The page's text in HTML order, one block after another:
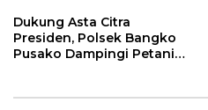
Warga
Dukung Asta Citra
Presiden, Polsek Bangko
Pusako Dampingi Petani